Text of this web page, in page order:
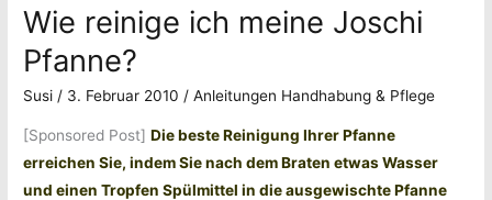
Wie reinige ich meine Joschi
Pfanne?
Susi / 3. Februar 2010 /Anleitungen Handhabung & Pflege
[Sponsored Post]Die beste Reinigung Ihrer Pfanne
erreichen Sie, indem Sie nach dem Braten etwas Wasser
und einen Tropfen Spülmittel in die ausgewischte Pfanne